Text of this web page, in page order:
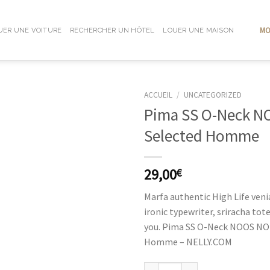
UNE VOITURE RECHERCHER UN HÔTEL LOUER UNE MAISON
ACCUEIL / UNCATEGORIZED
Pima SS O-Neck
Selected Homme
29,00€
Marfa authentic High Life
ironic typewriter, sriracha
you. Pima SS O-Neck NOOS
Homme – NELLY.COM